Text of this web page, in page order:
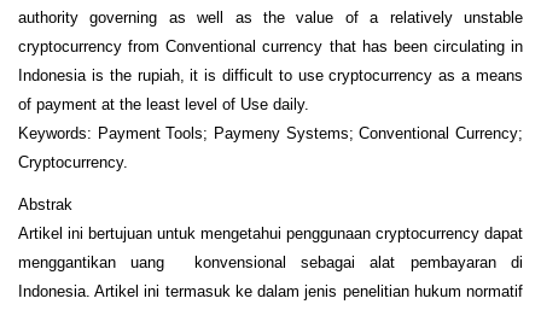
authority governing as well as the value of a relatively unstable
cryptocurrency from Conventional currency that has been circulating in
Indonesia is the rupiah, it is difficult to use cryptocurrency as a means
of payment at the least level of Use daily.
Keywords: Payment Tools; Paymeny Systems; Conventional Currency;
Cryptocurrency.
Abstrak
Artikel ini bertujuan untuk mengetahui penggunaan cryptocurrency dapat
menggantikan uang konvensional sebagai alat pembayaran di
Indonesia. Artikel ini termasuk ke dalam jenis penelitian hukum normatif